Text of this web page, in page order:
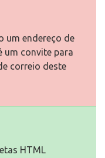
um endereço de
um convite para
correio deste
HTML